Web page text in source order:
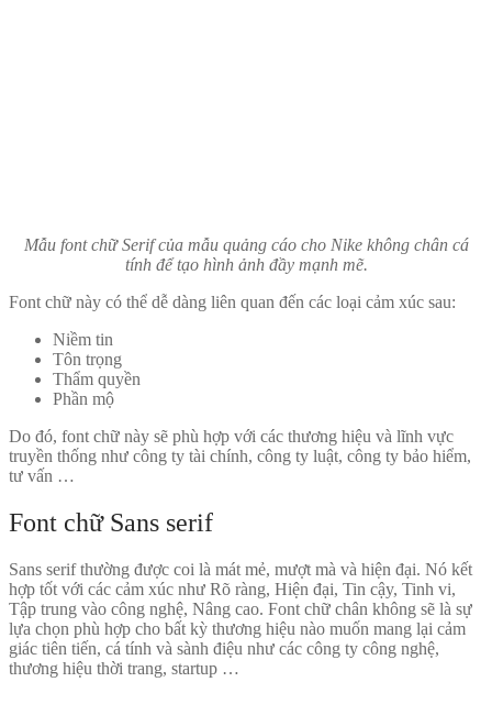
Mẫu font chữ Serif của mẫu quảng cáo cho Nike không chân cá
tính để tạo hình ảnh đầy mạnh mẽ.
Font chữ này có thể dễ dàng liên quan đến các loại cảm xúc sau:
Niềm tin
Tôn trọng
Thẩm quyền
Phần mộ
Do đó, font chữ này sẽ phù hợp với các thương hiệu và lĩnh vực
truyền thống như công ty tài chính, công ty luật, công ty bảo hiểm,
tư vấn …
Font chữ Sans serif
Sans serif thường được coi là mát mẻ, mượt mà và hiện đại. Nó kết
hợp tốt với các cảm xúc như Rõ ràng, Hiện đại, Tin cậy, Tinh vi,
Tập trung vào công nghệ, Nâng cao. Font chữ chân không sẽ là sự
lựa chọn phù hợp cho bất kỳ thương hiệu nào muốn mang lại cảm
giác tiên tiến, cá tính và sành điệu như các công ty công nghệ,
thương hiệu thời trang, startup …